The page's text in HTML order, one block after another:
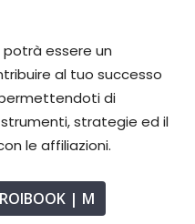
potrà essere un
al tuo successo
di
strategie ed il
le affiliazioni.
| M